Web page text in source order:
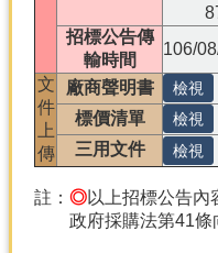
招標公告傳
輸時間
106/
文
件
上
傳
廠商聲明書
標價清單
三用文件
註： ◎以上招標公告內
政府採購法第41條